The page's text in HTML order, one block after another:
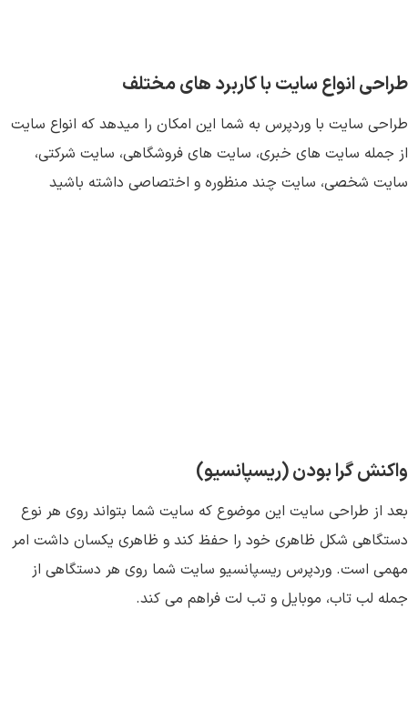
طراحی انواع سایت با کاربرد های مختلف
طراحی سایت با وردپرس به شما این امکان را میدهد که انواع سایت
از جمله سایت های خبری، سایت های فروشگاهی، سایت شرکتی،
سایت شخصی، سایت چند منظوره و اختصاصی داشته باشید
واکنش گرا بودن (ریسپانسیو)
بعد از طراحی سایت این موضوع که سایت شما بتواند روی هر نوع
دستگاهی شکل ظاهری خود را حفظ کند و ظاهری یکسان داشت امر
مهمی است. وردپرس ریسپانسیو سایت شما روی هر دستگاهی از
جمله لب تاب، موبایل و تب لت فراهم می کند.